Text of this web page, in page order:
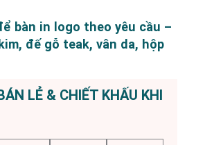
bàn in logo theo yêu cầu –
đế gỗ teak, vân da, hộp
LẺ & CHIẾT KHẤU KHI